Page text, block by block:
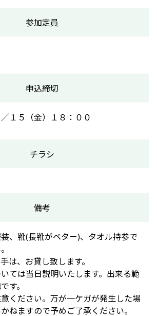
参加定員
申込締切
１５（金）１８：００
チラシ
備考
、靴(長靴がベター)、タオル持参で
は、お貸し致します。
ては当日説明いたします。出来る範
す。
ください。万が一ケガが発生した場
ねますので予めご了承ください。